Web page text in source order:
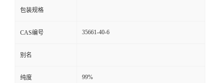
包装规格
CAS编号 35661-40-6
别名
纯度 99%